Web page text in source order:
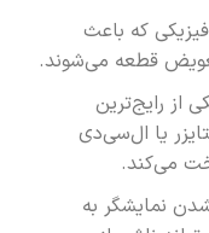
که باعث
تعویض قطعه می‌شوند.
از رایج‌ترین
یا ال‌سی‌دی
می‌کند.
نمایشگر به